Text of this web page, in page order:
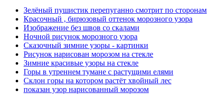
Зелёный пушистик перепуганно смотрит по сторонам
Красочный , бирюзовый оттенок морозного узора
Изображение без швов со скалами
Ночной рисунок морозного узора
Сказочный зимние узоры - картинки
Рисунок нарисован морозом на стекле
Зимние красивые узоры на стекле
Горы в утреннем тумане с растущими елями
Склон горы на котором растёт хвойный лес
показан узор нарисованный морозом